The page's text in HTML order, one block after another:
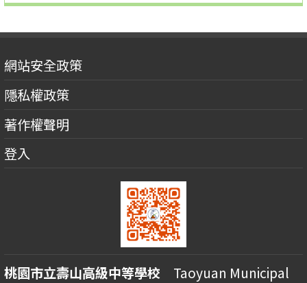
網站安全政策
隱私權政策
著作權聲明
登入
桃園市立壽山高級中等學校 Taoyuan Municipal